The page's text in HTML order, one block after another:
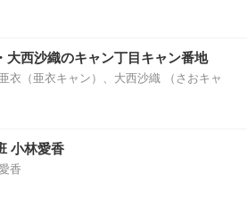
大西沙織のキャン丁目キャン番地
衣（亜衣キャン）、大西沙織 （さおキャ
小林愛香
香